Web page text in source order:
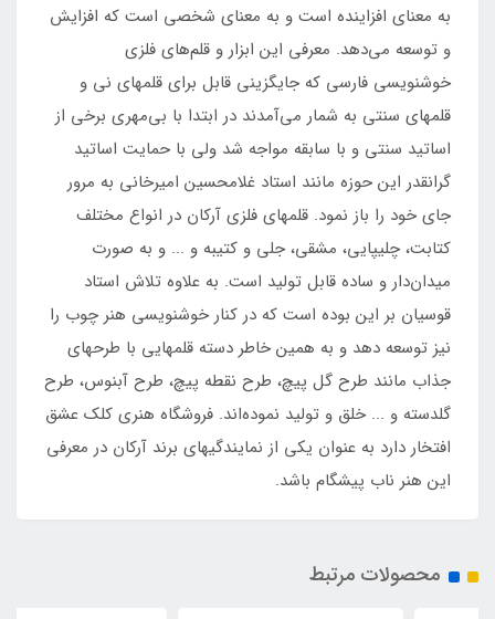
به معنای افزاینده است و به معنای شخصی است که افزایش
و توسعه می‌دهد. معرفی این ابزار و قلم‌های فلزی
خوشنویسی فارسی که جایگزینی قابل برای قلمهای نی و
قلمهای سنتی به شمار می‌آمدند در ابتدا با بی‌مهری برخی از
اساتید سنتی و با سابقه مواجه شد ولی با حمایت اساتید
گرانقدر این حوزه مانند استاد غلامحسین امیرخانی به مرور
جای خود را باز نمود. قلمهای فلزی آرکان در انواع مختلف
کتابت، چلیپایی، مشقی، جلی و کتیبه و ... و به صورت
میدان‌دار و ساده قابل تولید است. به علاوه تلاش استاد
قوسیان بر این بوده است که در کنار خوشنویسی هنر چوب را
نیز توسعه دهد و به همین خاطر دسته‌ قلمهایی با طرحهای
جذاب مانند طرح گل پیچ، طرح نقطه پیچ، طرح آبنوس، طرح
گلدسته و ... خلق و تولید نموده‌اند. فروشگاه هنری کلک عشق
افتخار دارد به عنوان یکی از نمایندگیهای برند آرکان در معرفی
این هنر ناب پیشگام باشد.
محصولات مرتبط